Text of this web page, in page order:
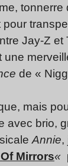
Jay-Z
de «
mais
avec brio,
Annie,
Mirrors«